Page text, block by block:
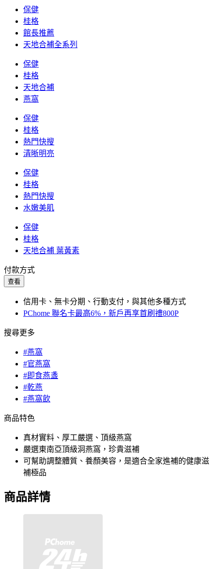
保健
桂格
館長推薦
天地合補全系列
保健
桂格
天地合補
燕窩
保健
桂格
熱門快搜
清晰明亮
保健
桂格
熱門快搜
水嫩美肌
保健
桂格
天地合補 葉黃素
付款方式
查看
信用卡、無卡分期、行動支付，與其他多種方式
PChome 聯名卡最高6%，新戶再享首刷禮800P
搜尋更多
#燕窩
#官燕窩
#即食燕盞
#乾燕
#燕窩飲
商品特色
真材實料、厚工嚴選、頂級燕窩
嚴選東南亞頂級洞燕窩，珍貴滋補
可幫助調整體質、養顏美容，是適合全家進補的健康滋
補極品
商品詳情